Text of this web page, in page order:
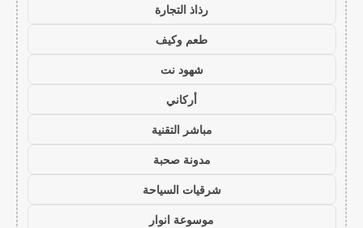
رذاذ التجارة
طعم وكيف
شهود نت
أركاني
مباشر التقنية
مدونة صحبة
شرقيات السياحة
موسوعة انوار